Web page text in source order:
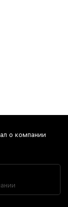
о компании